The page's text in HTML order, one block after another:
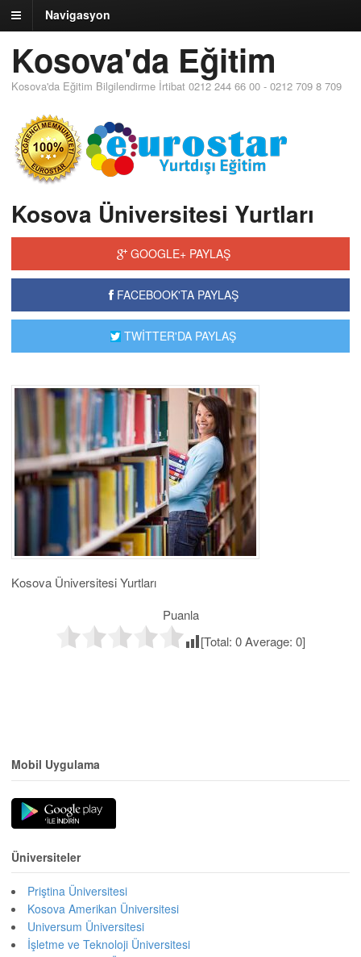
Navigasyon
Kosova'da Eğitim
Kosova'da Eğitim Bilgilendirme İrtibat 0212 244 66 00 - 0212 709 8 709
Kosova Üniversitesi Yurtları
GOOGLE+ PAYLAŞ
FACEBOOK'TA PAYLAŞ
TWİTTER'DA PAYLAŞ
Kosova Üniversitesi Yurtları
Puanla
[Total: 0Average: 0]
Mobil Uygulama
Üniversiteler
Priştina Üniversitesi
Kosova Amerikan Üniversitesi
Universum Üniversitesi
İşletme ve Teknoloji Üniversitesi